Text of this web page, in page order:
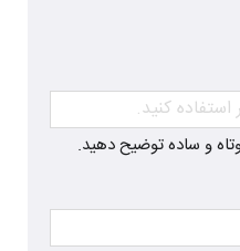
و ساده توضیح دهید.